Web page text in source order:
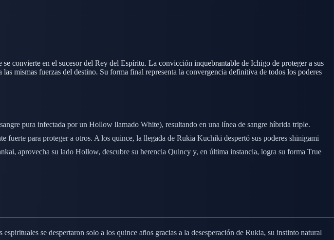
en el sucesor del Rey del Espíritu. La convicción inquebrantable de Ichigo de proteger a sus
mismas fuerzas del destino. Su forma final representa la convergencia definitiva de todos los poderes
pura infectada por un Hollow llamado White), resultando en una línea de sangre híbrida triple.
para proteger a otros. A los quince, la llegada de Rukia Kuchiki despertó sus poderes shinigami
aprovecha su lado Hollow, descubre su herencia Quincy y, en última instancia, logra su forma True
se despertaron solo a los quince años gracias a la desesperación de Rukia, su instinto natural